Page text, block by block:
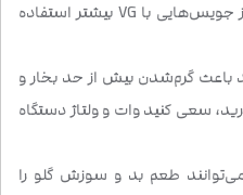
اگر سوزش گلو دارید، سعی کنید از جویس‌هایی با VG بیشتر استفاده
باعث گرم‌شدن بیش از حد بخار و
سعی کنید وات و ولتاژ دستگاه
طعم بد و سوزش گلو را